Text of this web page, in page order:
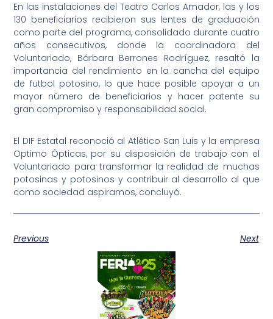
En las instalaciones del Teatro Carlos Amador, las y los
130 beneficiarios recibieron sus lentes de graduación
como parte del programa, consolidado durante cuatro
años consecutivos, donde la coordinadora del
Voluntariado, Bárbara Berrones Rodríguez, resaltó la
importancia del rendimiento en la cancha del equipo
de futbol potosino, lo que hace posible apoyar a un
mayor número de beneficiarios y hacer patente su
gran compromiso y responsabilidad social.
El DIF Estatal reconoció al Atlético San Luis y la empresa
Optimo Ópticas, por su disposición de trabajo con el
Voluntariado para transformar la realidad de muchas
potosinas y potosinos y contribuir al desarrollo al que
como sociedad aspiramos, concluyó.
Previous Next